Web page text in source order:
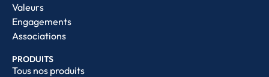
Valeurs
Engagements
Associations
PRODUITS
Tous nos produits